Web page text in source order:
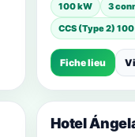
100 kW
3
CCS (Type 2)
Fiche lieu
Hotel